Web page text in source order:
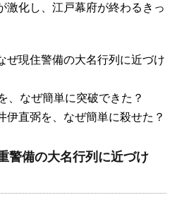
激化し、江戸幕府が終わるきっ
ぜ現住警備の大名行列に近づけ
、なぜ簡単に突破できた？
伊直弼を、なぜ簡単に殺せた？
警備の大名行列に近づけ